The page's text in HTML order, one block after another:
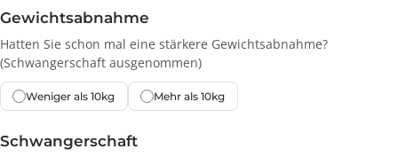
Wie gross ist Ihre natürliche Brust?
Körbchen A Körbchen B Körbchen C oder grösser
Gewichtsabnahme
(Schwangerschaft ausgenommen)